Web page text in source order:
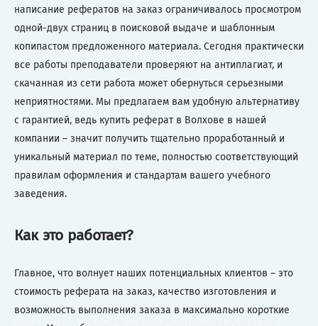
написание рефератов на заказ ограничивалось просмотром
одной-двух страниц в поисковой выдаче и шаблонным
копипастом предложенного материала. Сегодня практически
все работы преподаватели проверяют на антиплагиат, и
скачанная из сети работа может обернуться серьезными
неприятностями. Мы предлагаем вам удобную альтернативу
с гарантией, ведь купить реферат в Волхове в нашей
компании – значит получить тщательно проработанный и
уникальный материал по теме, полностью соответствующий
правилам оформления и стандартам вашего учебного
заведения.
Как это работает?
Главное, что волнует наших потенциальных клиентов – это
стоимость реферата на заказ, качество изготовления и
возможность выполнения заказа в максимально короткие